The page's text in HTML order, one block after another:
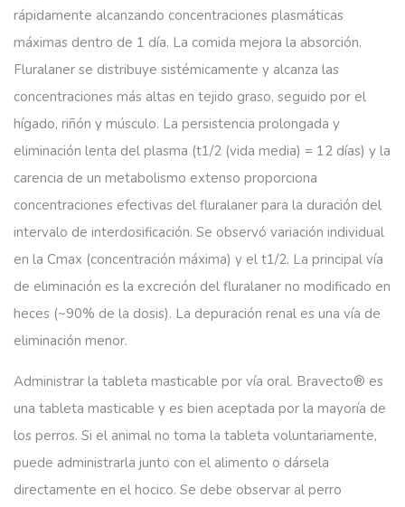
rápidamente alcanzando concentraciones plasmáticas
máximas dentro de 1 día. La comida mejora la absorción.
Fluralaner se distribuye sistémicamente y alcanza las
concentraciones más altas en tejido graso, seguido por el
hígado, riñón y músculo. La persistencia prolongada y
eliminación lenta del plasma (t1/2 (vida media) = 12 días) y la
carencia de un metabolismo extenso proporciona
concentraciones efectivas del fluralaner para la duración del
intervalo de interdosificación. Se observó variación individual
en la Cmax (concentración máxima) y el t1/2. La principal vía
de eliminación es la excreción del fluralaner no modificado en
heces (~90% de la dosis). La depuración renal es una vía de
eliminación menor.
Administrar la tableta masticable por vía oral. Bravecto® es
una tableta masticable y es bien aceptada por la mayoría de
los perros. Si el animal no toma la tableta voluntariamente,
puede administrarla junto con el alimento o dársela
directamente en el hocico. Se debe observar al perro